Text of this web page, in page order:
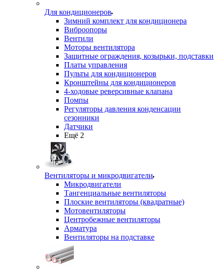
Для кондиционеров
Зимний комплект для кондиционера
Виброопоры
Вентили
Моторы вентилятора
Защитные ограждения, козырьки, подставки
Платы управления
Пульты для кондиционеров
Кронштейны для кондиционеров
4-ходовые реверсивные клапана
Помпы
Регуляторы давления конденсации
сезонники
Датчики
Ещё 2
Вентиляторы и микродвигатели
Микродвигатели
Тангенциальные вентиляторы
Плоские вентиляторы (квадратные)
Мотовентиляторы
Центробежные вентиляторы
Арматура
Вентиляторы на подставке